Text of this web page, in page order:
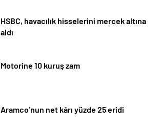
HSBC, havacılık hisselerini mercek altına
aldı
Motorine 10 kuruş zam
Aramco’nun net kârı yüzde 25 eridi